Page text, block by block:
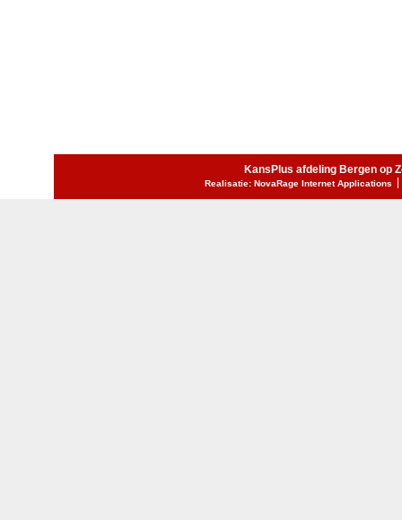
KansPlus afdeling Bergen op
Realisatie: NovaRage Internet Applications